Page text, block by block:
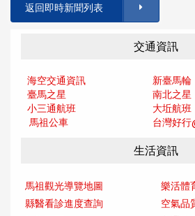
返回即時新聞列表
交通資訊
海空交通資訊
新臺馬輪
臺馬之星
南北之星
小三通航班
大坵航班
馬祖公車
台灣好行
生活資訊
馬祖觀光導覽地圖
樂活體
縣醫看診進度查詢
空氣品